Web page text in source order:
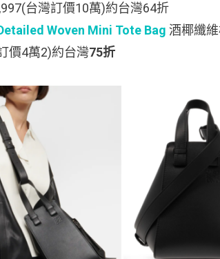
台灣訂價10萬)約台灣64折
Woven Mini Tote Bag 酒椰纖
價4萬2)約台灣75折